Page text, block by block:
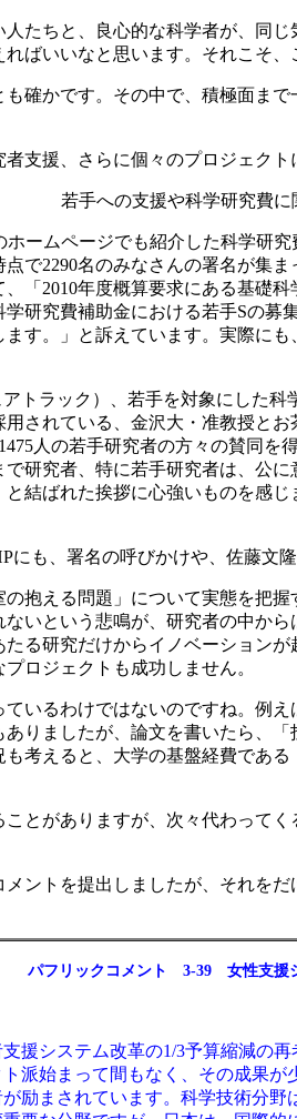
たちと、良心的な科学者が、同
ばいいなと思います。それこそ
確かです。その中で、積極面ま
支援、さらに個々のプロジェクト
若手への支援や科学研究費に
ームページでも紹介した科学研
で2290名のみなさんの署名が集
「2010年度概算要求にある基礎
研究費補助金における若手Sの
す。」と訴えています。実際に
トラック）、若手を対象にした
されている、金沢大・准教授と
人の若手研究者の方々の賛同
研究者、特に若手研究者は、公
結ばれた挨拶に心強いものを感
も、署名の呼びかけや、佐藤文
抱える問題」について実態を把
いという悲鳴が、研究者の中か
る研究だけからイノベーション
ロジェクトも成功しません。
いるわけではないのですね。例
りましたが、論文を書いたら、
考えると、大学の基盤経費であ
とがありますが、次々代わって
ントを提出しましたが、それを
パフリックコメント 3‐39 女性支援
援システム改革の1/3予算縮減の
派始まって間もなく、その成果が
励まされています。科学技術分野